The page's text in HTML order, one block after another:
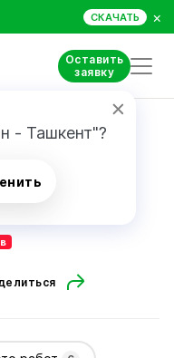
СКАЧАТЬ ×
Оставить
заявку
- Ташкент"?